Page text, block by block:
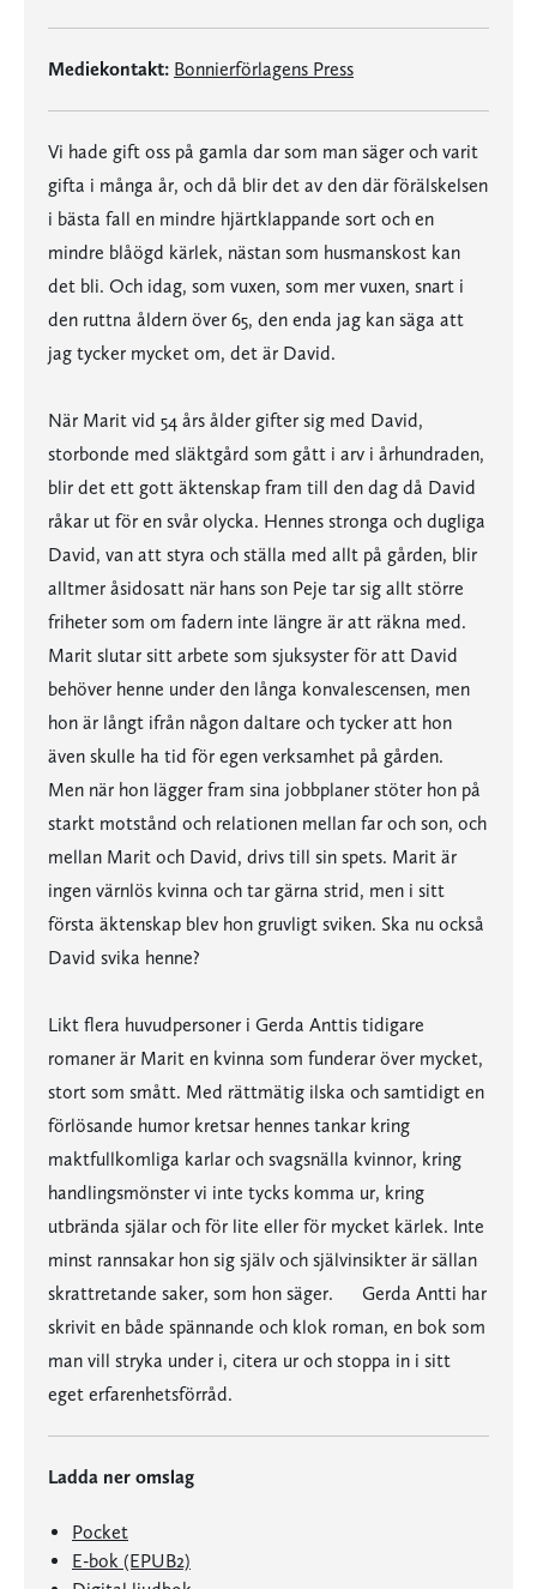
Mediekontakt: Bonnierförlagens Press
Vi hade gift oss på gamla dar som man säger och varit
gifta i många år, och då blir det av den där förälskelsen
i bästa fall en mindre hjärtklappande sort och en
mindre blåögd kärlek, nästan som husmanskost kan
det bli. Och idag, som vuxen, som mer vuxen, snart i
den ruttna åldern över 65, den enda jag kan säga att
jag tycker mycket om, det är David.
När Marit vid 54 års ålder gifter sig med David,
storbonde med släktgård som gått i arv i århundraden,
blir det ett gott äktenskap fram till den dag då David
råkar ut för en svår olycka. Hennes stronga och dugliga
David, van att styra och ställa med allt på gården, blir
alltmer åsidosatt när hans son Peje tar sig allt större
friheter som om fadern inte längre är att räkna med.
Marit slutar sitt arbete som sjuksyster för att David
behöver henne under den långa konvalescensen, men
hon är långt ifrån någon daltare och tycker att hon
även skulle ha tid för egen verksamhet på gården.
Men när hon lägger fram sina jobbplaner stöter hon på
starkt motstånd och relationen mellan far och son, och
mellan Marit och David, drivs till sin spets. Marit är
ingen värnlös kvinna och tar gärna strid, men i sitt
första äktenskap blev hon gruvligt sviken. Ska nu också
David svika henne?
Likt flera huvudpersoner i Gerda Anttis tidigare
romaner är Marit en kvinna som funderar över mycket,
stort som smått. Med rättmätig ilska och samtidigt en
förlösande humor kretsar hennes tankar kring
maktfullkomliga karlar och svagsnälla kvinnor, kring
handlingsmönster vi inte tycks komma ur, kring
utbrända själar och för lite eller för mycket kärlek. Inte
minst rannsakar hon sig själv och självinsikter är sällan
skrattretande saker, som hon säger. Gerda Antti har
skrivit en både spännande och klok roman, en bok som
man vill stryka under i, citera ur och stoppa in i sitt
eget erfarenhetsförråd.
Ladda ner omslag
Pocket
E-bok (EPUB2)